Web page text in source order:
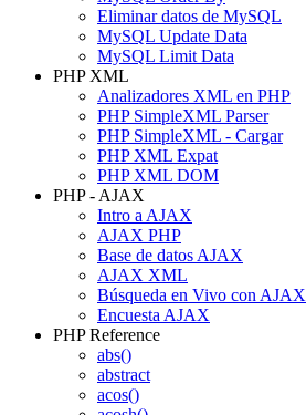
Eliminar datos de MySQL
MySQL Update Data
MySQL Limit Data
PHP XML
Analizadores XML en PHP
PHP SimpleXML Parser
PHP SimpleXML - Cargar
PHP XML Expat
PHP XML DOM
PHP - AJAX
Intro a AJAX
AJAX PHP
Base de datos AJAX
AJAX XML
Búsqueda en Vivo con AJAX
Encuesta AJAX
PHP Reference
abs()
abstract
acos()